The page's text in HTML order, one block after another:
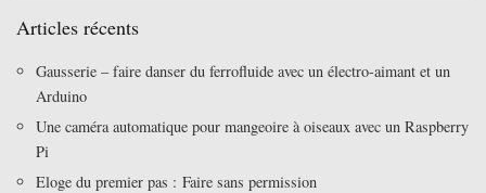
Articles récents
Gausserie – faire danser du ferrofluide avec un électro-aimant et un
Arduino
Une caméra automatique pour mangeoire à oiseaux avec un Raspberry
Pi
Eloge du premier pas : Faire sans permission